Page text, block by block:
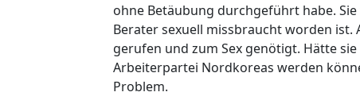
ohne Betäubung durchgeführt habe.
Berater sexuell missbraucht worden ist.
gerufen und zum Sex genötigt. Hätte
Arbeiterpartei Nordkoreas werden
Problem.